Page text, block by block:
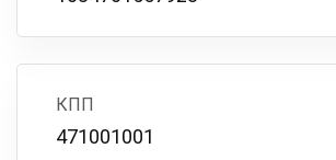
КПП
471001001